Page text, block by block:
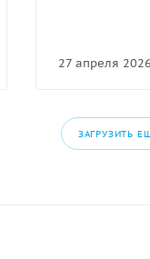
27 апреля 2026
ЗАГРУЗИТЬ